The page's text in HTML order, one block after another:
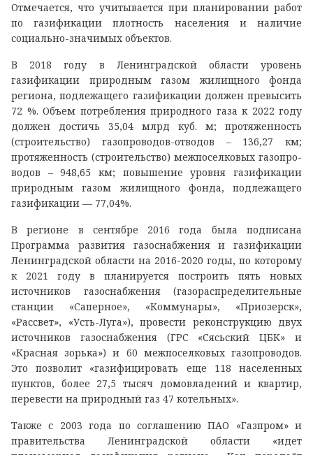
Отмечается, что учитывается при планировании работ
по газификации плотность населения и наличие
социально-значимых объектов.
В 2018 году в Ленинградской области уровень
газификации природным газом жилищного фонда
региона, подлежащего газификации должен превысить
72 %. Объем потребления природного газа к 2022 году
должен достичь 35,04 млрд куб. м; протяженность
(строительство) газопроводов-отводов – 136,27 км;
протяженность (строительство) межпоселковых газопро-
водов – 948,65 км; повышение уровня газификации
природным газом жилищного фонда, подлежащего
газификации — 77,04%.
В регионе в сентябре 2016 года была подписана
Программа развития газоснабжения и газификации
Ленинградской области на 2016-2020 годы, по которому
к 2021 году в планируется построить пять новых
источников газоснабжения (газораспределительные
станции «Саперное», «Коммунары», «Приозерск»,
«Рассвет», «Усть-Луга»), провести реконструкцию двух
источников газоснабжения (ГРС «Сясьский ЦБК» и
«Красная зорька») и 60 межпоселковых газопроводов.
Это позволит «газифицировать еще 118 населенных
пунктов, более 27,5 тысяч домовладений и квартир,
перевести на природный газ 47 котельных».
Также с 2003 года по соглашению ПАО «Газпром» и
правительства Ленинградской области «идет